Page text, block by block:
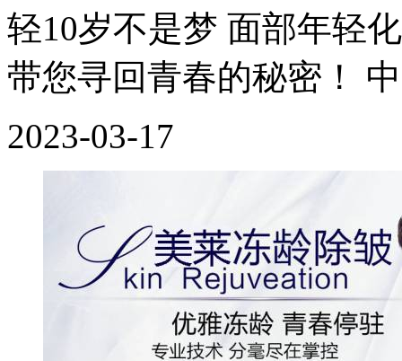
轻10岁不是梦 面部年轻
带您寻回青春的秘密！
2023-03-17